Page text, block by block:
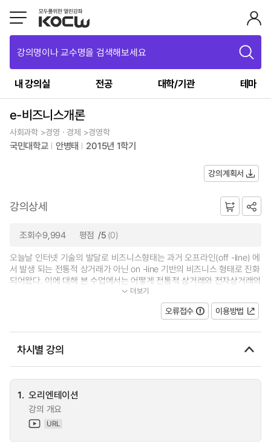
강의명이나 교수명을 검색해보세요
내 강의실 전공 대학/기관 테마
e-비즈니스개론
사회과학 >경영ㆍ경제 >경영학
국민대학교 안병태 2015년 1학기
강의계획서
강의상세
조회수9,994 평점 /5 (0)
오늘날 인터넷 기술의 발달로 비즈니스형태는 과거 오프라인(off -line) 에
서 발생 되는 전통적 상거래가 아닌 on -line 기반의 비즈니스 형태로 진화
되어왔다. 이에 대해 본 수업에서는 어떻게 전통적 상거래와 전자상거래의
차이점을 지니는지에 대해 이해...
더보기
오류접수 이용방법
차시별 강의
1. 오리엔테이션
강의 개요
URL